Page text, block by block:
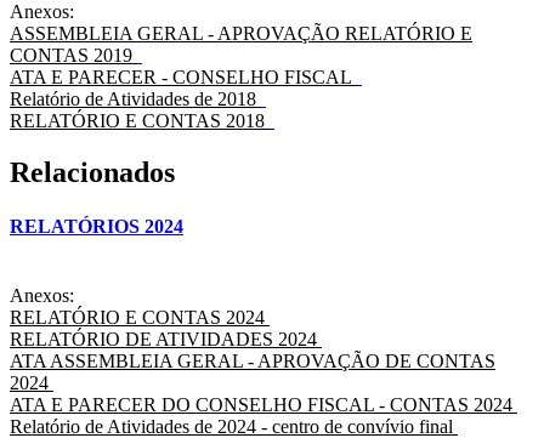
Anexos:
ASSEMBLEIA GERAL - APROVAÇÃO RELATÓRIO E
CONTAS 2019
ATA E PARECER - CONSELHO FISCAL
Relatório de Atividades de 2018
RELATÓRIO E CONTAS 2018
Relacionados
RELATÓRIOS 2024
Anexos:
RELATÓRIO E CONTAS 2024
RELATÓRIO DE ATIVIDADES 2024
ATA ASSEMBLEIA GERAL - APROVAÇÃO DE CONTAS
2024
ATA E PARECER DO CONSELHO FISCAL - CONTAS 2024
Relatório de Atividades de 2024 - centro de convívio final